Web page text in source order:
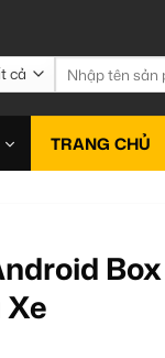
Tìm
kiếm:
TRANG CHỦ